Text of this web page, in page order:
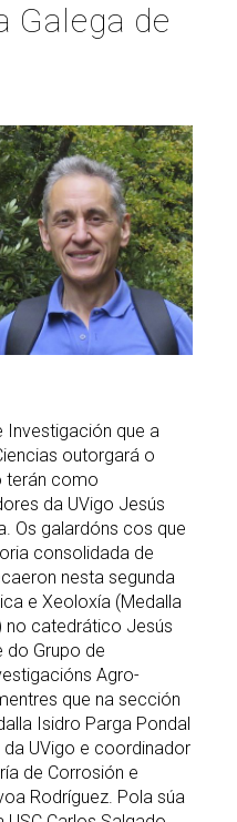
YoutubeLinkedin
Galega de
Investigación que a
outorgará o
terán como
da UVigo Jesús
Os galardóns cos que
consolidada de
nesta segunda
e Xeoloxía (Medalla
no catedrático Jesús
do Grupo de
Agro-
que na sección
Isidro Parga Pondal
UVigo e coordinador
de Corrosión e
Rodríguez. Pola súa